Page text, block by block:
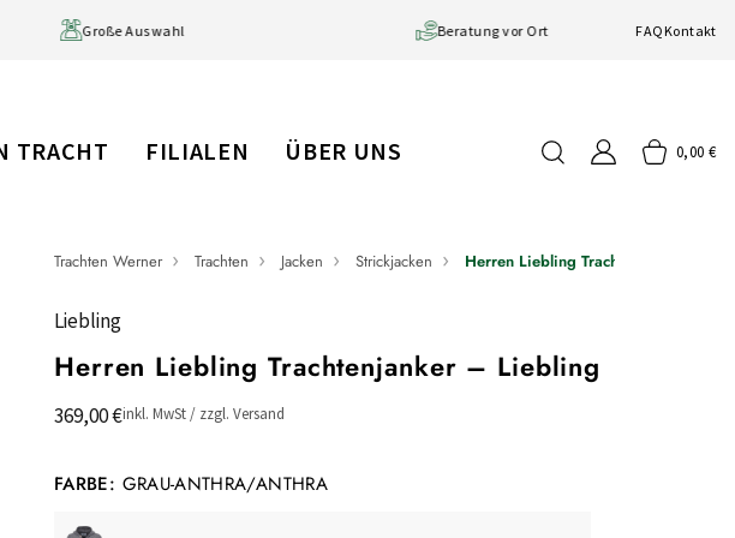
Beratung vor Ort
FAQ Kontakt
TRACHT FILIALEN ÜBER UNS 0,00 €
Trachten Werner Trachten Jacken Strickjacken Herren Liebling Trachtenjanker
Liebling
Herren Liebling Trachtenjanker – Liebling
369,00 €inkl. MwSt / zzgl. Versand
FARBE: GRAU-ANTHRA/ANTHRA